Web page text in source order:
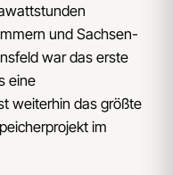
und Sachsen-
war das erste
eine
weiterhin das größte
im